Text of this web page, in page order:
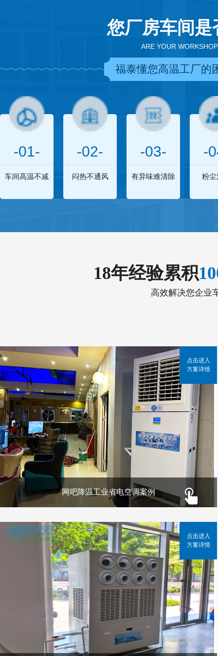
您厂房车间
ARE YOUR
福泰懂您高温工厂的
-01-
车间高温不减
-02-
闷热不通风
-03-
有异味难清除
-
粉尘
18年经验累积
高效解决您企业
网吧降温工业省电空调案例
点击进入
方案详情
点击进入
方案详情